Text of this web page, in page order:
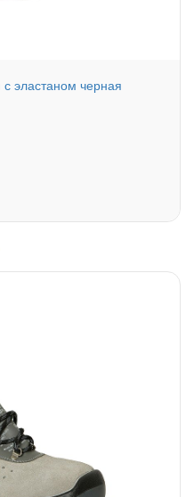
эластаном черная